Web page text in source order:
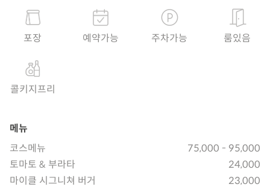
포장 예약가능 주차가능 룸있음
콜키지프리
메뉴
코스메뉴
75,000 - 95,000
토마토 & 부라타
24,000
마이클 시그니쳐 버거
23,000